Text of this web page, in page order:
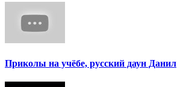
Приколы на учёбе, русский даун Данил